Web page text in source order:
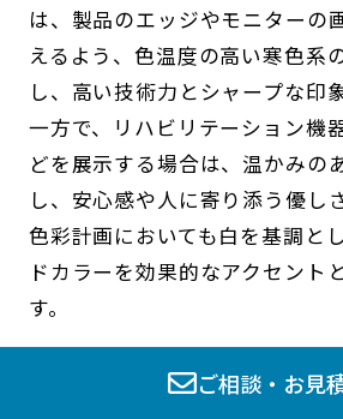
は、製品のエッジやモニターの
えるよう、色温度の高い寒色系
し、高い技術力とシャープな印
一方で、リハビリテーション機
どを展示する場合は、温かみの
し、安心感や人に寄り添う優し
色彩計画においても白を基調と
ドカラーを効果的なアクセント
す。
実際の運用を想起させる模擬
ご相談・お見